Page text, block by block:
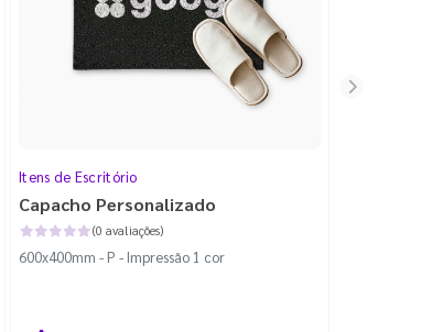
Itens de Escritório
Capacho Personalizado
(0 avaliações)
600x400mm - P - Impressão 1 cor